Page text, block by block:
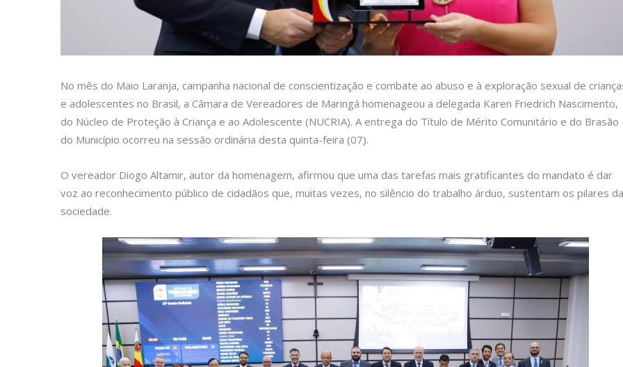
No mês do Maio Laranja, campanha nacional de conscientização e combate ao abuso e à exploração sexual de
e adolescentes no Brasil, a Câmara de Vereadores de Maringá homenageou a delegada Karen Friedrich Nascimento,
do Núcleo de Proteção à Criança e ao Adolescente (NUCRIA). A entrega do Título de Mérito Comunitário e do Brasão
do Município ocorreu na sessão ordinária desta quinta-feira (07).
O vereador Diogo Altamir, autor da homenagem, afirmou que uma das tarefas mais gratificantes do mandato é dar
voz ao reconhecimento público de cidadãos que, muitas vezes, no silêncio do trabalho árduo, sustentam os pilares da
sociedade.